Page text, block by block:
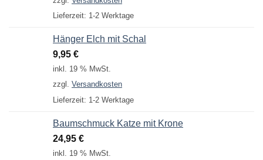
Lieferzeit: 1-2 Werktage
Hänger Elch mit Schal
9,95 €
inkl. 19 % MwSt.
zzgl. Versandkosten
Lieferzeit: 1-2 Werktage
Baumschmuck Katze mit Krone
24,95 €
inkl. 19 % MwSt.